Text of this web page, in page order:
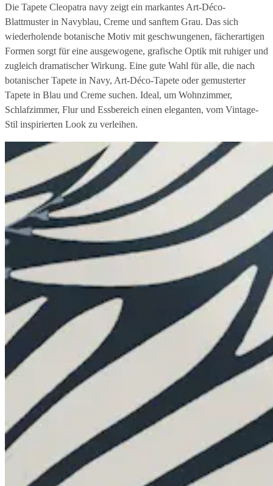
Die Tapete Cleopatra navy zeigt ein markantes Art-Déco-
Blattmuster in Navyblau, Creme und sanftem Grau. Das sich
wiederholende botanische Motiv mit geschwungenen, fächerartigen
Formen sorgt für eine ausgewogene, grafische Optik mit ruhiger und
zugleich dramatischer Wirkung. Eine gute Wahl für alle, die nach
botanischer Tapete in Navy, Art-Déco-Tapete oder gemusterter
Tapete in Blau und Creme suchen. Ideal, um Wohnzimmer,
Schlafzimmer, Flur und Essbereich einen eleganten, vom Vintage-
Stil inspirierten Look zu verleihen.